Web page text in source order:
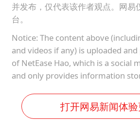
并发布，仅代表该作者观点。网易
台。
Notice: The content above
and videos if any) is uploaded
of NetEase Hao, which is a social
and only provides information
打开网易新闻体